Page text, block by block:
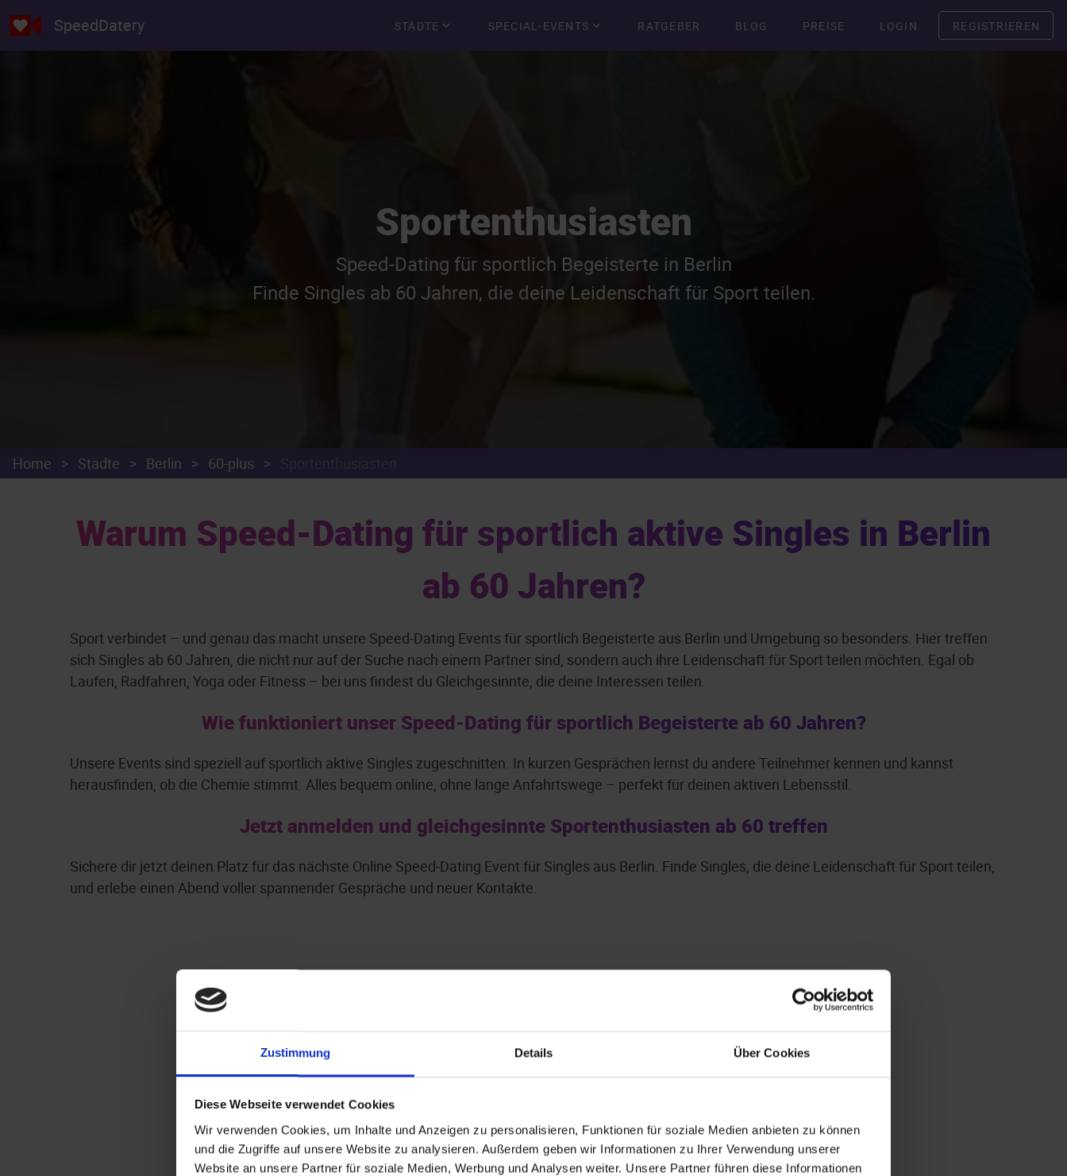
Zustimmung Details Über Cookies
Diese Webseite verwendet Cookies
Wir verwenden Cookies, um Inhalte und Anzeigen zu personalisieren, Funktionen für soziale Medien anbieten zu können
und die Zugriffe auf unsere Website zu analysieren. Außerdem geben wir Informationen zu Ihrer Verwendung unserer
Website an unsere Partner für soziale Medien, Werbung und Analysen weiter. Unsere Partner führen diese Informationen
SpeedDatery STÄDTE SPECIAL-EVENTS RATGEBER BLOG PREISE LOGIN REGISTRIEREN
Sportenthusiasten
Speed-Dating für sportlich Begeisterte in Berlin
Finde Singles ab 60 Jahren, die deine Leidenschaft für Sport teilen.
Home > Städte > Berlin > 60-plus >
Warum Speed-Dating für sportlich aktive Singles in Berlin
ab 60 Jahren?
Sport verbindet – und genau das macht unsere Speed-Dating Events für sportlich Begeisterte aus Berlin und Umgebung so besonders. Hier treffen
sich Singles ab 60 Jahren, die nicht nur auf der Suche nach einem Partner sind, sondern auch ihre Leidenschaft für Sport teilen möchten. Egal ob
Laufen, Radfahren, Yoga oder Fitness – bei uns findest du Gleichgesinnte, die deine Interessen teilen.
Wie funktioniert unser Speed-Dating für sportlich Begeisterte ab 60 Jahren?
Unsere Events sind speziell auf sportlich aktive Singles zugeschnitten. In kurzen Gesprächen lernst du andere Teilnehmer kennen und kannst
herausfinden, ob die Chemie stimmt. Alles bequem online, ohne lange Anfahrtswege – perfekt für deinen aktiven Lebensstil.
Jetzt anmelden und gleichgesinnte Sportenthusiasten ab 60 treffen
Sichere dir jetzt deinen Platz für das nächste Online Speed-Dating Event für Singles aus Berlin. Finde Singles, die deine Leidenschaft für Sport teilen,
und erlebe einen Abend voller spannender Gespräche und neuer Kontakte.
WEITERE EVENTS IN BERLIN .